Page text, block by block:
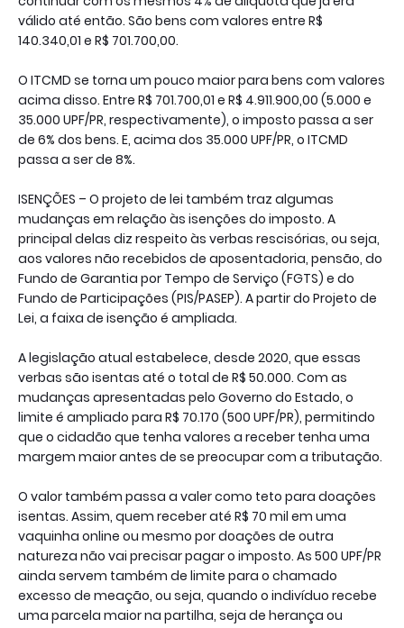
válido até então. São bens com valores entre R$
140.340,01 e R$ 701.700,00.
O ITCMD se torna um pouco maior para bens com valores
acima disso. Entre R$ 701.700,01 e R$ 4.911.900,00 (5.000 e
35.000 UPF/PR, respectivamente), o imposto passa a ser
de 6% dos bens. E, acima dos 35.000 UPF/PR, o ITCMD
passa a ser de 8%.
ISENÇÕES – O projeto de lei também traz algumas
mudanças em relação às isenções do imposto. A
principal delas diz respeito às verbas rescisórias, ou seja,
aos valores não recebidos de aposentadoria, pensão, do
Fundo de Garantia por Tempo de Serviço (FGTS) e do
Fundo de Participações (PIS/PASEP). A partir do Projeto de
Lei, a faixa de isenção é ampliada.
A legislação atual estabelece, desde 2020, que essas
verbas são isentas até o total de R$ 50.000. Com as
mudanças apresentadas pelo Governo do Estado, o
limite é ampliado para R$ 70.170 (500 UPF/PR), permitindo
que o cidadão que tenha valores a receber tenha uma
margem maior antes de se preocupar com a tributação.
O valor também passa a valer como teto para doações
isentas. Assim, quem receber até R$ 70 mil em uma
vaquinha online ou mesmo por doações de outra
natureza não vai precisar pagar o imposto. As 500 UPF/PR
ainda servem também de limite para o chamado
excesso de meação, ou seja, quando o indivíduo recebe
uma parcela maior na partilha, seja de herança ou